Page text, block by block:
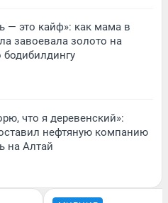
— это кайф»: как мама в
завоевала золото на
что я деревенский»:
нефтяную компанию
на Алтай